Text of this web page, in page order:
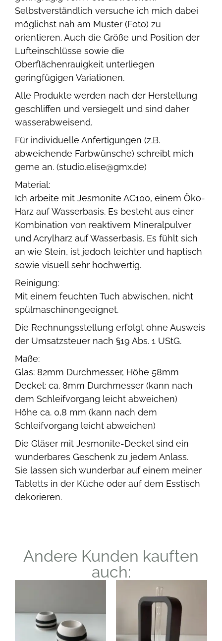
Selbstverständlich versuche ich mich dabei
möglichst nah am Muster (Foto) zu
orientieren. Auch die Größe und Position der
Lufteinschlüsse sowie die
Oberflächenrauigkeit unterliegen
geringfügigen Variationen.
Alle Produkte werden nach der Herstellung
geschliffen und versiegelt und sind daher
wasserabweisend.
Für individuelle Anfertigungen (z.B.
abweichende Farbwünsche) schreibt mich
gerne an. (studio.elise@gmx.de)
Material:
Ich arbeite mit Jesmonite AC100, einem Öko-
Harz auf Wasserbasis. Es besteht aus einer
Kombination von reaktivem Mineralpulver
und Acrylharz auf Wasserbasis. Es fühlt sich
an wie Stein, ist jedoch leichter und haptisch
sowie visuell sehr hochwertig.
Reinigung:
Mit einem feuchten Tuch abwischen, nicht
spülmaschinengeeignet.
Die Rechnungsstellung erfolgt ohne Ausweis
der Umsatzsteuer nach §19 Abs. 1 UStG.
Maße:
Glas: 82mm Durchmesser, Höhe 58mm
Deckel: ca. 8mm Durchmesser (kann nach
dem Schleifvorgang leicht abweichen)
Höhe ca. 0,8 mm (kann nach dem
Schleifvorgang leicht abweichen)
Die Gläser mit Jesmonite-Deckel sind ein
wunderbares Geschenk zu jedem Anlass.
Sie lassen sich wunderbar auf einem meiner
Tabletts in der Küche oder auf dem Esstisch
dekorieren.
Andere Kunden kauften
auch: